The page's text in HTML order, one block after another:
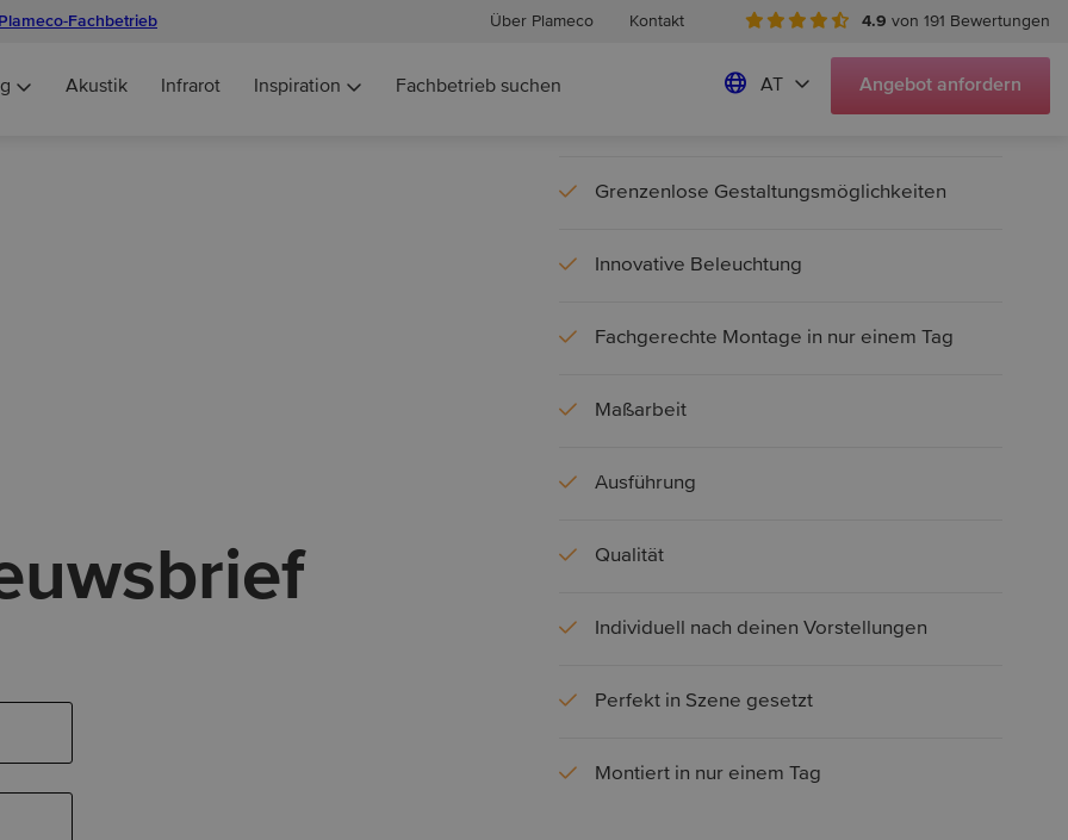
Fachbetrieb Über Plameco Kontakt 4.9 von 191 Bewertungen
Akustik Infrarot Inspiration Fachbetrieb suchen AT Angebot anfordern
Grenzenlose Gestaltungsmöglichkeiten
Innovative Beleuchtung
Fachgerechte Montage in nur einem Tag
Maßarbeit
Ausführung
Qualität
Individuell nach deinen Vorstellungen
Perfekt in Szene gesetzt
Montiert in nur einem Tag